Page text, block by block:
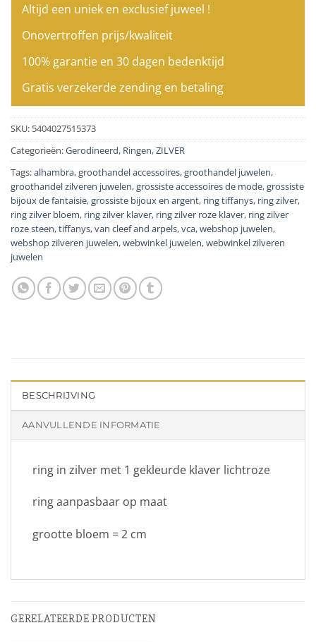
Altijd een uniek en exclusief juweel !
Onovertroffen prijs/kwaliteit
100% garantie en 30 dagen bedenktijd
Gratis verzekerde zending en betaling
SKU: 5404027515373
Categorieën:Gerodineerd, Ringen,ZILVER
Tags:alhambra,groothandel accessoires,groothandel juwelen,
groothandel zilveren juwelen,grossiste accessoires de mode,grossiste
bijoux de fantaisie,grossiste bijoux en argent, ring tiffanys, ring zilver,
ring zilver bloem, ring zilver klaver, ring zilver roze klaver, ring zilver
roze steen,tiffanys,van cleef and arpels,vca,webshop juwelen,
webshop zilveren juwelen,webwinkel juwelen,webwinkel zilveren
juwelen
BESCHRIJVING
AANVULLENDE INFORMATIE
ring in zilver met 1 gekleurde klaver lichtroze
ring aanpasbaar op maat
grootte bloem = 2 cm
GERELATEERDE PRODUCTEN